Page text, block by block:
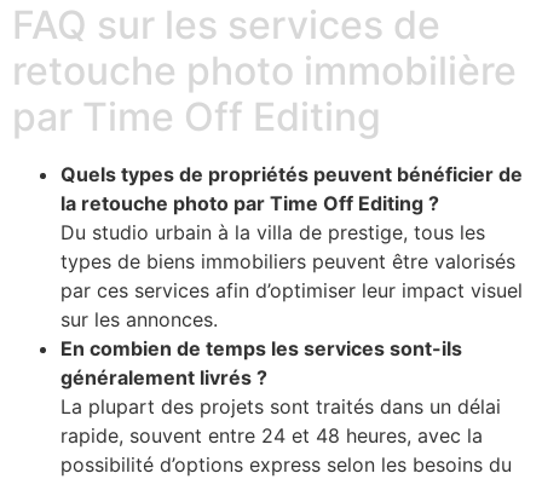
FAQ sur les services de
retouche photo immobilière
par Time Off Editing
Quels types de propriétés peuvent bénéficier de
la retouche photo par Time Off Editing ?
Du studio urbain à la villa de prestige, tous les
types de biens immobiliers peuvent être valorisés
par ces services afin d’optimiser leur impact visuel
sur les annonces.
En combien de temps les services sont-ils
généralement livrés ?
La plupart des projets sont traités dans un délai
rapide, souvent entre 24 et 48 heures, avec la
possibilité d’options express selon les besoins du